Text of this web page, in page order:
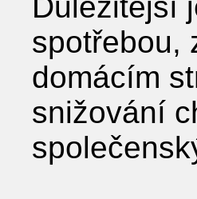
spotřebou,
domácím
snižování